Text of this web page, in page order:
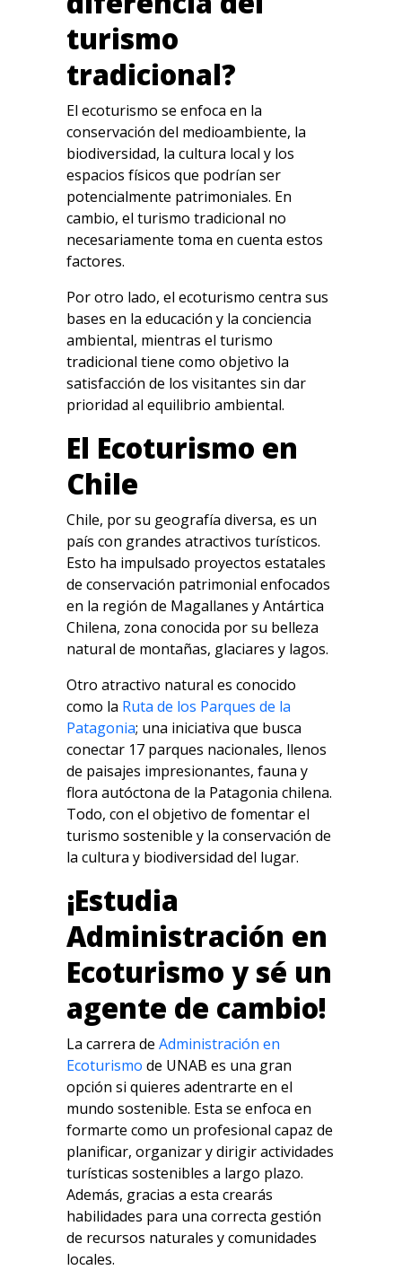
turismo
tradicional?
El ecoturismo se enfoca en la
conservación del medioambiente, la
biodiversidad, la cultura local y los
espacios físicos que podrían ser
potencialmente patrimoniales. En
cambio, el turismo tradicional no
necesariamente toma en cuenta estos
factores.
Por otro lado, el ecoturismo centra sus
bases en la educación y la conciencia
ambiental, mientras el turismo
tradicional tiene como objetivo la
satisfacción de los visitantes sin dar
prioridad al equilibrio ambiental.
El Ecoturismo en
Chile
Chile, por su geografía diversa, es un
país con grandes atractivos turísticos.
Esto ha impulsado proyectos estatales
de conservación patrimonial enfocados
en la región de Magallanes y Antártica
Chilena, zona conocida por su belleza
natural de montañas, glaciares y lagos.
Otro atractivo natural es conocido
como la Ruta de los Parques de la
Patagonia; una iniciativa que busca
conectar 17 parques nacionales, llenos
de paisajes impresionantes, fauna y
flora autóctona de la Patagonia chilena.
Todo, con el objetivo de fomentar el
turismo sostenible y la conservación de
la cultura y biodiversidad del lugar.
¡Estudia
Administración en
Ecoturismo y sé un
agente de cambio!
La carrera de Administración en
Ecoturismo de UNAB es una gran
opción si quieres adentrarte en el
mundo sostenible. Esta se enfoca en
formarte como un profesional capaz de
planificar, organizar y dirigir actividades
turísticas sostenibles a largo plazo.
Además, gracias a esta crearás
habilidades para una correcta gestión
de recursos naturales y comunidades
locales.